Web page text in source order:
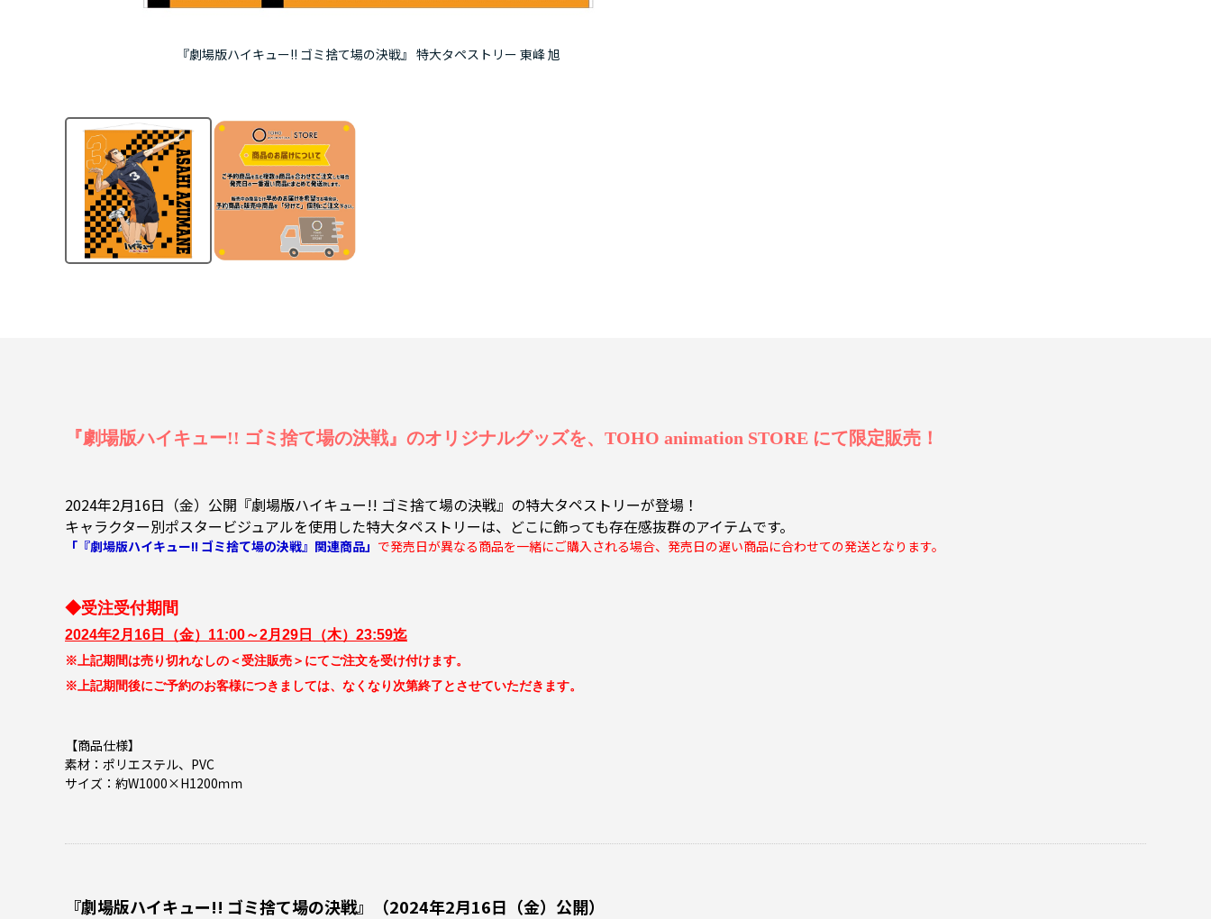
『劇場版ハイキュー!! ゴミ捨て場の決戦』 特大タペストリー 東峰 旭
『劇場版ハイキュー!! ゴミ捨て場の決戦』のオリジナルグッズを、TOHO animation STORE にて限定販売！
2024年2月16日（金）公開『劇場版ハイキュー!! ゴミ捨て場の決戦』の特大タペストリーが登場！
キャラクター別ポスタービジュアルを使用した特大タペストリーは、どこに飾っても存在感抜群のアイテムです。
「『劇場版ハイキュー!! ゴミ捨て場の決戦』関連商品」 で発売日が異なる商品を一緒にご購入される場合、発売日の遅い商品に合わせての発送となります。
◆受注受付期間
2024年2月16日（金）11:00～2月29日（木）23:59迄
※上記期間は売り切れなしの＜受注販売＞にてご注文を受け付けます。
※上記期間後にご予約のお客様につきましては、なくなり次第終了とさせていただきます。
【商品仕様】
素材：ポリエステル、PVC
サイズ：約W1000×H1200ｍｍ
『劇場版ハイキュー!! ゴミ捨て場の決戦』（2024年2月16日（金）公開）